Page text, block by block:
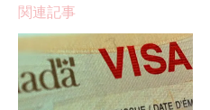
関連記事